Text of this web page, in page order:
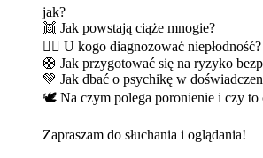
jak?
👯 Jak powstają ciąże mnogie?
👩‍⚕️ U kogo diagnozować niepłodność?
🛟 Jak przygotować się na ryzyko
💚 Jak dbać o psychikę w
🕊️ Na czym polega poronienie i czy to
Zapraszam do słuchania i oglądania!